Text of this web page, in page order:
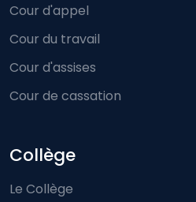
Cour d'appel
Cour du travail
Cour d'assises
Cour de cassation
Collège
Le Collège